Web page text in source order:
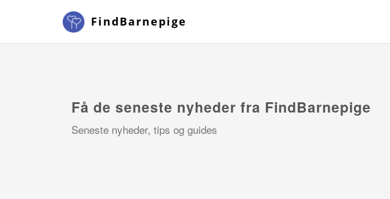
FindBarnepige
Få de seneste nyheder fra FindBarnepige
Seneste nyheder, tips og guides